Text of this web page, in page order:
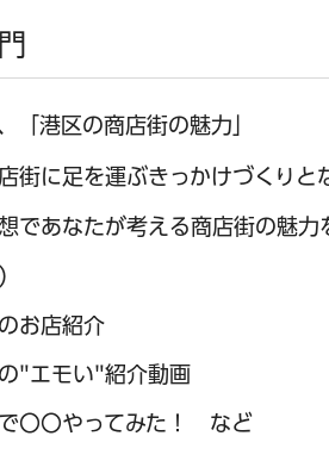
「港区の商店街の魅力」
街に足を運ぶきっかけづくりと
であなたが考える商店街の魅力
お店紹介
"エモい"紹介動画
〇〇やってみた！ など